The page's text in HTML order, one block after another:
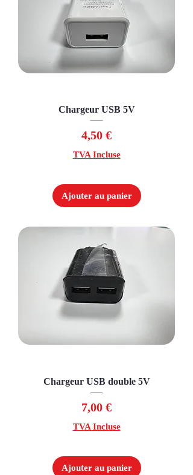
Chargeur USB 5V
Prix
4,50 €
TVA Incluse
Ajouter au panier
Chargeur USB double 5V
Prix
7,00 €
TVA Incluse
Ajouter au panier